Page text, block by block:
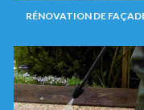
RÉNOVATION DE